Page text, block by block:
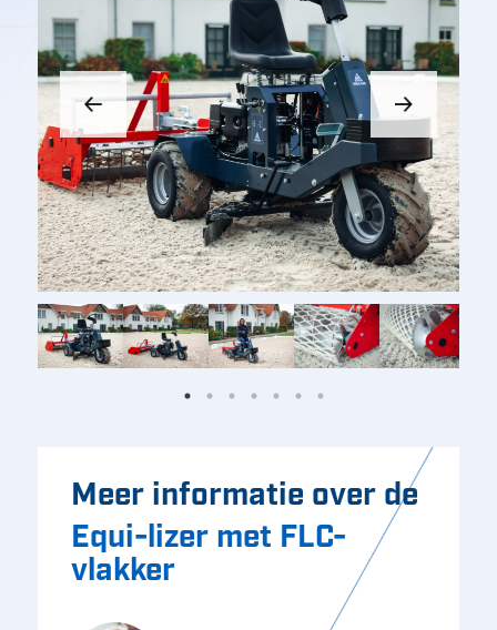
Meer informatie over de
Equi-lizer met FLC-
vlakker